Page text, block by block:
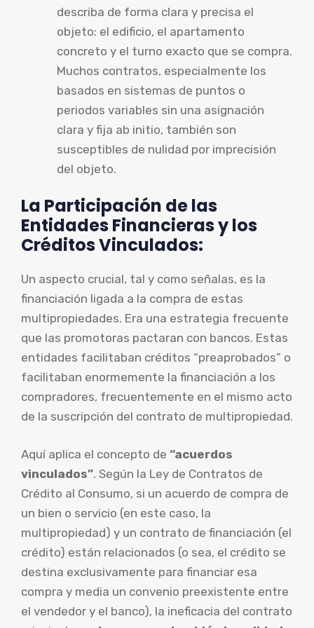
describa de forma clara y precisa el
objeto: el edificio, el apartamento
concreto y el turno exacto que se compra.
Muchos contratos, especialmente los
basados en sistemas de puntos o
periodos variables sin una asignación
clara y fija ab initio, también son
susceptibles de nulidad por imprecisión
del objeto.
La Participación de las
Entidades Financieras y los
Créditos Vinculados:
Un aspecto crucial, tal y como señalas, es la
financiación ligada a la compra de estas
multipropiedades. Era una estrategia frecuente
que las promotoras pactaran con bancos. Estas
entidades facilitaban créditos “preaprobados” o
facilitaban enormemente la financiación a los
compradores, frecuentemente en el mismo acto
de la suscripción del contrato de multipropiedad.
Aquí aplica el concepto de “acuerdos
vinculados”. Según la Ley de Contratos de
Crédito al Consumo, si un acuerdo de compra de
un bien o servicio (en este caso, la
multipropiedad) y un contrato de financiación (el
crédito) están relacionados (o sea, el crédito se
destina exclusivamente para financiar esa
compra y media un convenio preexistente entre
el vendedor y el banco), la ineficacia del contrato